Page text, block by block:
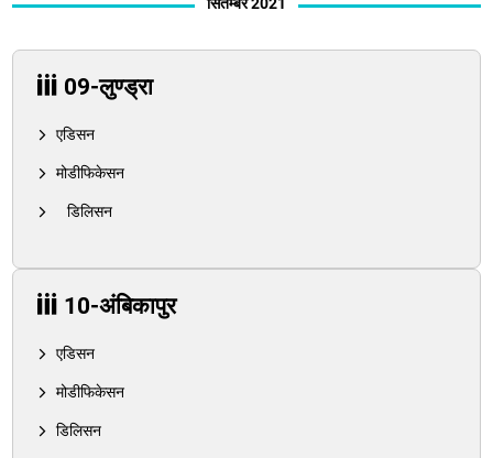
09-लुण्ड्रा
एडिसन
मोडीफिकेसन
डिलिसन
10-अंबिकापुर
एडिसन
मोडीफिकेसन
डिलिसन